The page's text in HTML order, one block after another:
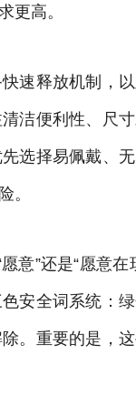
更高。
速释放机制，
洁便利性、尺
选择易佩戴、
。
意”还是“愿意
安全词系统：
。重要的是，